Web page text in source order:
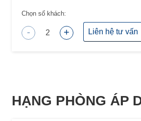
Chọn số khách:
- 2 + Liên hệ tư vấn
HẠNG PHÒNG ÁP